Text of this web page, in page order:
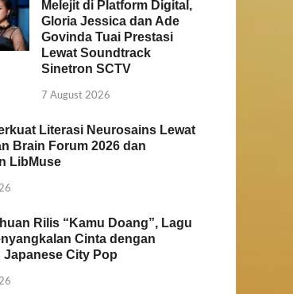
Melejit di Platform Digital,
Gloria Jessica dan Ade
Govinda Tuai Prestasi
Lewat Soundtrack
Sinetron SCTV
7 August 2026
Literasi Neurosains Lewat
Brain Forum 2026 dan
LibMuse
Rilis “Kamu Doang”, Lagu
Cinta dengan
Japanese City Pop